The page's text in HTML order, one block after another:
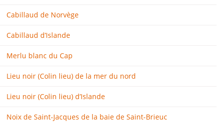
Cabillaud de Norvège
Cabillaud d’Islande
Merlu blanc du Cap
Lieu noir (Colin lieu) de la mer du nord
Lieu noir (Colin lieu) d’Islande
Noix de Saint-Jacques de la baie de Saint-Brieuc